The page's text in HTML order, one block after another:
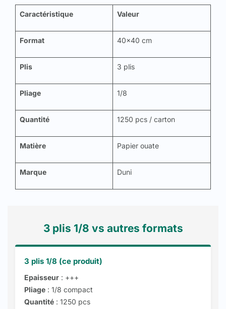
Caractéristique Valeur
Format 40x40 cm
Plis 3 plis
Pliage 1/8
Quantité 1250 pcs / carton
Matière Papier ouate
Marque Duni
3 plis 1/8 vs autres formats
3 plis 1/8 (ce produit)
Epaisseur : +++
Pliage : 1/8 compact
Quantité : 1250 pcs